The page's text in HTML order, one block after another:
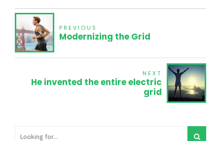
PREVIOUS
Modernizing the Grid
NEXT
He invented the entire electric
grid